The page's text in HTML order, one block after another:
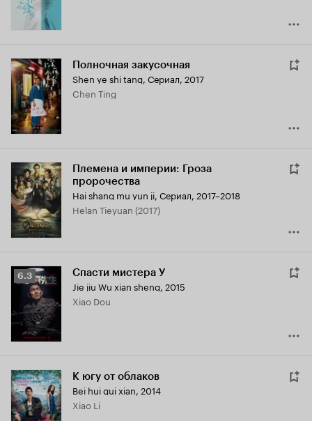
Полночная закусочная
Shen ye shi tang, Сериал, 2017
Chen Ting
Племена и империи: Гроза
пророчества
Hai shang mu yun ji, Сериал, 2017–2018
Helan Tieyuan (2017)
Рейтинг
Кинопоиска
6.3
6.3 Спасти мистера У
Jie jiu Wu xian sheng, 2015
Xiao Dou
К югу от облаков
Bei hui gui xian, 2014
Xiao Li